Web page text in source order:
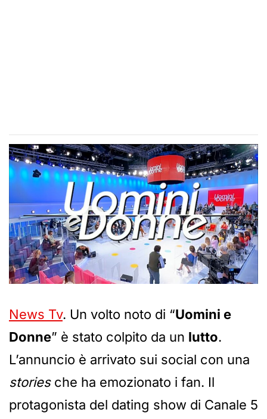
News Tv. Un volto noto di “Uomini e
Donne” è stato colpito da un lutto.
L’annuncio è arrivato sui social con una
storiesche ha emozionato i fan. Il
protagonista del dating show di Canale 5